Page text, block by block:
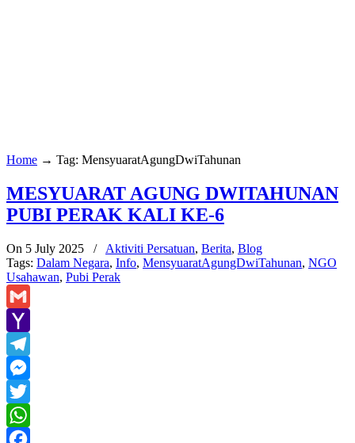
Home → Tag: MensyuaratAgungDwiTahunan
MESYUARAT AGUNG DWITAHUNAN
PUBI PERAK KALI KE-6
On 5 July 2025 / Aktiviti Persatuan, Berita, Blog
Tags: Dalam Negara, Info, MensyuaratAgungDwiTahunan, NGO
Usahawan, Pubi Perak
Gmail
Yahoo
Mail
Telegram
Messenger
Twitter
WhatsApp